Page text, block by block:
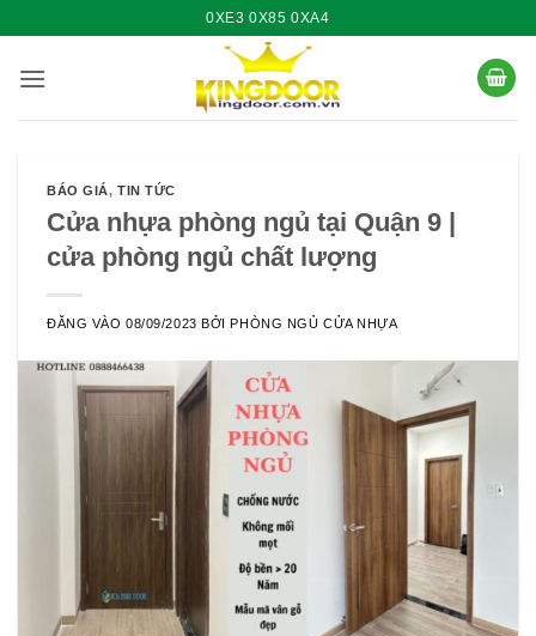
nội
0XE3 0X85 0XA4
BÁO GIÁ,TIN TỨC
Cửa nhựa phòng ngủ tại Quận 9 |
cửa phòng ngủ chất lượng
ĐĂNG VÀO08/09/2023 BỞIPHÒNG NGỦ CỬA NHỰA